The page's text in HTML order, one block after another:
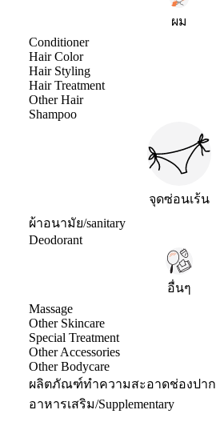
ผม
Conditioner
Hair Color
Hair Styling
Hair Treatment
Other Hair
Shampoo
จุดซ่อนเร้น
ผ้าอนามัย/sanitary
Deodorant
อื่นๆ
Massage
Other Skincare
Special Treatment
Other Accessories
Other Bodycare
ผลิตภัณฑ์ทำความสะอาดช่องปาก
อาหารเสริม/Supplementary